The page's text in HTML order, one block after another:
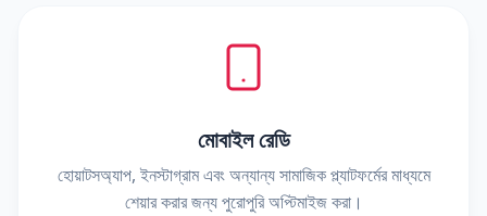
মোবাইল রেডি
হোয়াটসঅ্যাপ, ইনস্টাগ্রাম এবং অন্যান্য সামাজিক প্ল্যাটফর্মের মাধ্যমে
শেয়ার করার জন্য পুরোপুরি অপ্টিমাইজ করা।